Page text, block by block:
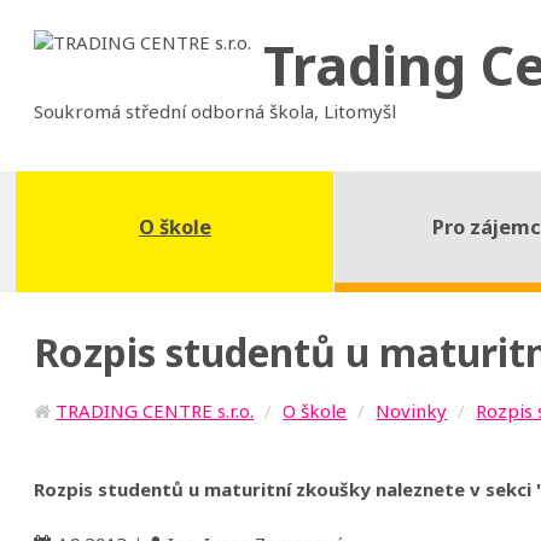
Trading
Soukromá střední odborná škola, Litomyšl
O škole Pro
Rozpis studentů u
TRADING CENTRE s.r.o. O škole Novinky
Rozpis studentů u maturitní zkoušky naleznete v